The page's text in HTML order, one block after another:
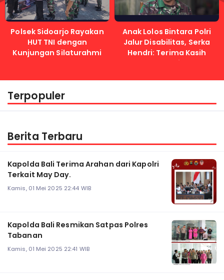
Polsek Sidoarjo Rayakan
HUT TNI dengan
Kunjungan Silaturahmi
Anak Lolos Bintara Polri
Jalur Disabilitas, Serka
Hendri: Terima Kasih
Kapolri
Terpopuler
Berita Terbaru
Kapolda Bali Terima Arahan dari Kapolri
Terkait May Day.
Kamis, 01 Mei 2025 22:44 WIB
Kapolda Bali Resmikan Satpas Polres
Tabanan
Kamis, 01 Mei 2025 22:41 WIB